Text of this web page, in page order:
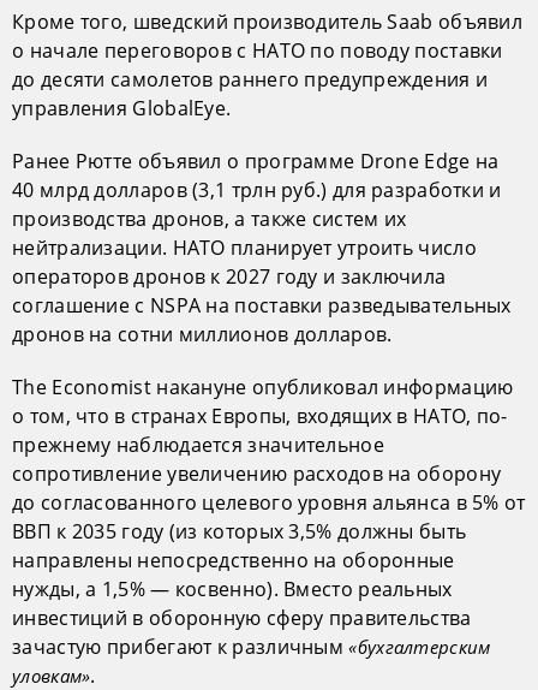
Кроме того, шведский производитель Saab объявил
о начале переговоров с НАТО по поводу поставки
до десяти самолетов раннего предупреждения и
управления GlobalEye.
Ранее Рютте объявил о программе Drone Edge на
40 млрд долларов (3,1 трлн руб.) для разработки и
производства дронов, а также систем их
нейтрализации. НАТО планирует утроить число
операторов дронов к 2027 году и заключила
соглашение с NSPA на поставки разведывательных
дронов на сотни миллионов долларов.
The Economist накануне опубликовал информацию
о том, что в странах Европы, входящих в НАТО, по-
прежнему наблюдается значительное
сопротивление увеличению расходов на оборону
до согласованного целевого уровня альянса в 5% от
ВВП к 2035 году (из которых 3,5% должны быть
направлены непосредственно на оборонные
нужды, а 1,5% — косвенно). Вместо реальных
инвестиций в оборонную сферу правительства
зачастую прибегают к различным«бухгалтерским
уловкам».